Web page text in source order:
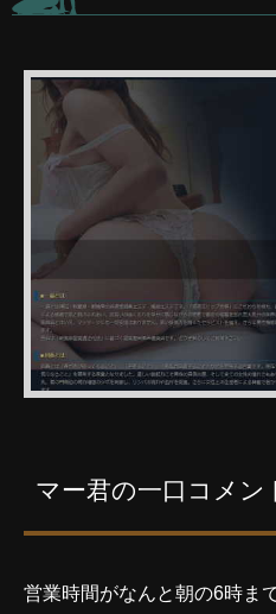
マー君の一口コメン
営業時間がなんと朝の6時ま